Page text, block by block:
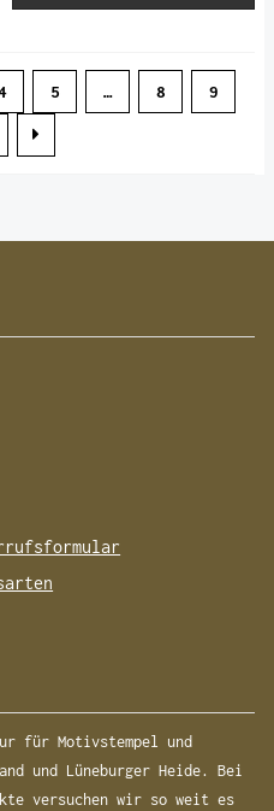
5 … 8 9
für Motivstempel und
und Lüneburger Heide. Bei
versuchen wir so weit es